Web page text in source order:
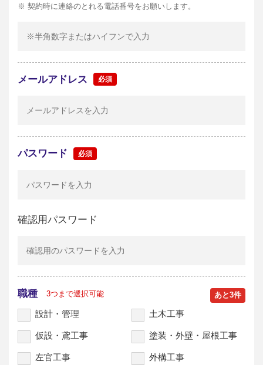
※ 契約時に連絡のとれる電話番号をお願いします。
メールアドレス
パスワード
確認用パスワード
職種 3つまで選択可能 あと3件
設計・管理 土木工事
仮設・鳶工事 塗装・外壁・屋根工事
左官工事 外構工事